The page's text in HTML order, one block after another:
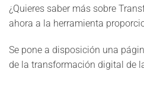
¿Quieres saber más sobre
ahora a la herramienta
Se pone a disposición una
de la transformación digital de